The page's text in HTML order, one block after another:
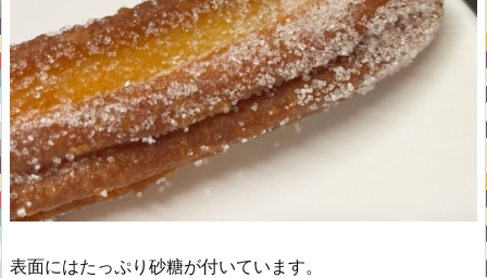
表面にはたっぷり砂糖が付いています。